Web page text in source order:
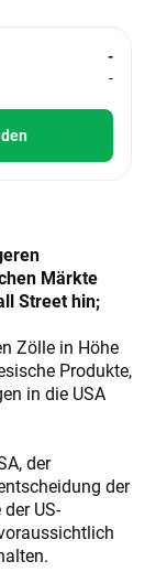
-
-
Märkte
Street hin;
Zölle in Höhe
Produkte,
in die USA
der
der
US-